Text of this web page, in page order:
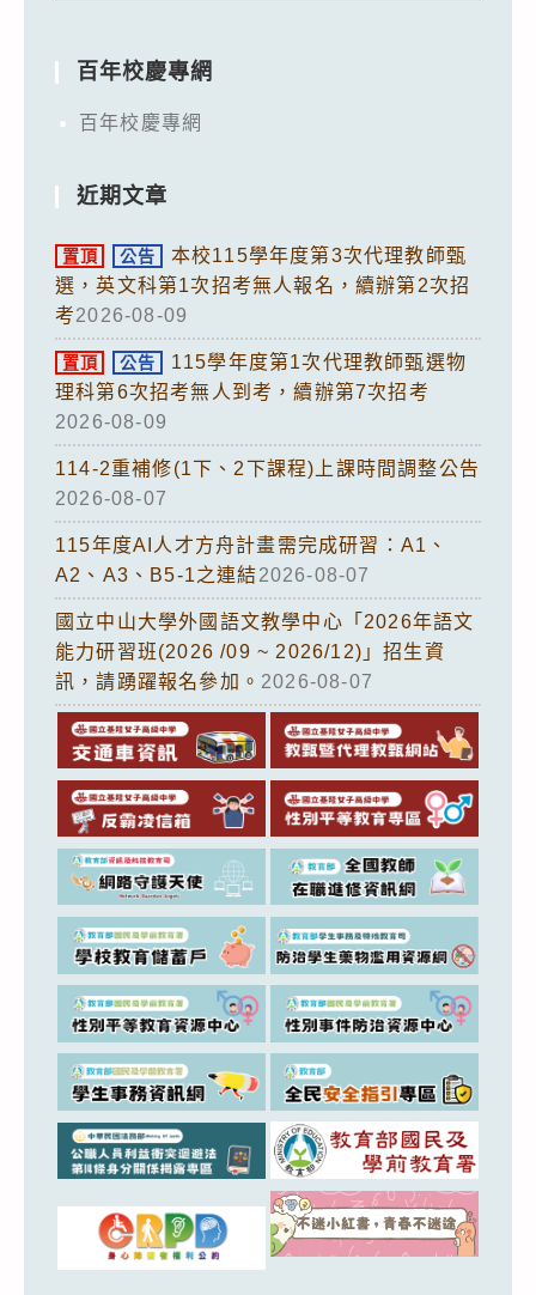
百年校慶專網
百年校慶專網
近期文章
置頂 公告
本校115學年度第3次代理教師甄
選，英文科第1次招考無人報名，續辦第2次招
考2026-08-09
置頂 公告
115學年度第1次代理教師甄選物
理科第6次招考無人到考，續辦第7次招考
2026-08-09
114-2重補修(1下、2下課程)上課時間調整公告
2026-08-07
115年度AI人才方舟計畫需完成研習：A1、
A2、A3、B5-1之連結2026-08-07
國立中山大學外國語文教學中心「2026年語文
能力研習班(2026 /09 ~ 2026/12)」招生資
訊，請踴躍報名參加。 2026-08-07